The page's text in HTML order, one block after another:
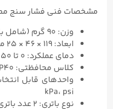
مشخصات فنی فشار سنج مطلق جیبی
وزن: ۹۰ گرم (شامل باتری‌ها و کاپ محافظ)
ابعاد: ۱۱۹ × ۴۶ × ۲۵ میلی‌متر (شامل کاپ محافظ)
دمای عملکرد: ۰ تا ۵۰ درجه سانتیگراد
کلاس محافظتی: IP40
kPa، psi
نوع باتری: ۲ عدد باتری قلمی نیم قلمی (AAA)